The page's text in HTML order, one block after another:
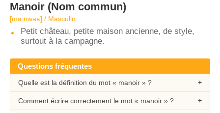
Manoir (Nom commun)
[ma.nwaʁ] / Masculin
Petit château, petite maison ancienne, de style,
surtout à la campagne.
Questions fréquentes
Quelle est la définition du mot « manoir » ?
Comment écrire correctement le mot « manoir » ?